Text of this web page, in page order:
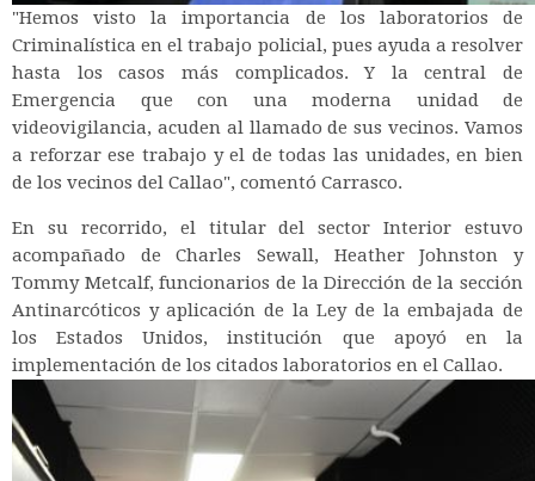
"Hemos visto la importancia de los laboratorios de
Criminalística en el trabajo policial, pues ayuda a resolver
hasta los casos más complicados. Y la central de
Emergencia que con una moderna unidad de
videovigilancia, acuden al llamado de sus vecinos. Vamos
a reforzar ese trabajo y el de todas las unidades, en bien
de los vecinos del Callao", comentó Carrasco.
En su recorrido, el titular del sector Interior estuvo
acompañado de Charles Sewall, Heather Johnston y
Tommy Metcalf, funcionarios de la Dirección de la sección
Antinarcóticos y aplicación de la Ley de la embajada de
los Estados Unidos, institución que apoyó en la
implementación de los citados laboratorios en el Callao.